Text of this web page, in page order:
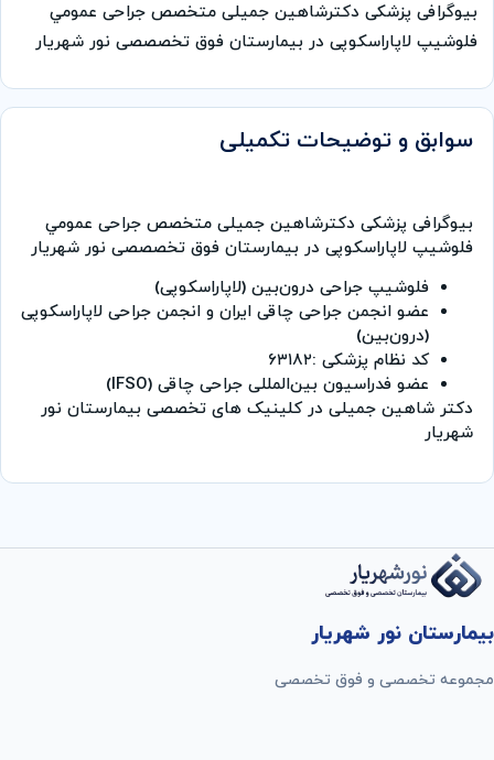
بیوگرافی پزشکی دکترشاهین جمیلی متخصص جراحی عمومي
فلوشیپ لاپاراسکوپی در بیمارستان فوق تخصصصی نور شهریار
سوابق و توضیحات تکمیلی
بیوگرافی پزشکی دکترشاهین جمیلی متخصص جراحی عمومي
فلوشیپ لاپاراسکوپی در بیمارستان فوق تخصصصی نور شهریار
فلوشیپ جراحی درون‌بین (لاپاراسکوپی)
عضو انجمن جراحی چاقی ایران و انجمن جراحی لاپاراسکوپی
(درون‌بین)
کد نظام پزشکی :۶۳۱۸۲
عضو فدراسیون بین‌المللی جراحی چاقی (IFSO)
دکتر شاهین جمیلی در کلینیک های تخصصی بیمارستان نور
شهریار
بیمارستان نور شهریار
مجموعه تخصصی و فوق تخصصی